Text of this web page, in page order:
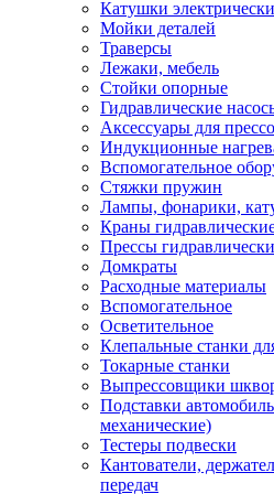
Катушки
Мойки деталей
Траверсы
Лежаки, мебель
Стойки опорные
Гидравлические
Аксессуары для
Индукционные
Вспомогательное
Стяжки пружин
Лампы, фонарики,
Краны
Прессы
Домкраты
Расходные материалы
Вспомогательное
Осветительное
Клепальные станки
Токарные станки
Выпрессовщики
Подставки
механические)
Тестеры подвески
Кантователи,
передач